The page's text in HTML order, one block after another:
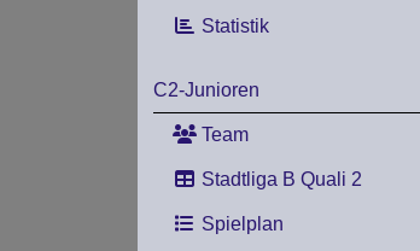
Statistik
C2-Junioren
Team
Stadtliga B Quali 2
Spielplan